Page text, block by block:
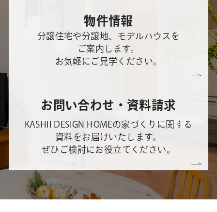
物件情報
分譲住宅や分譲地、モデルハウスを
ご案内します。
お気軽にご見学ください。
お問い合わせ・資料請求
KASHII DESIGN HOMEの家づくりに関する
資料をお届けいたします。
ぜひご検討にお役立てください。